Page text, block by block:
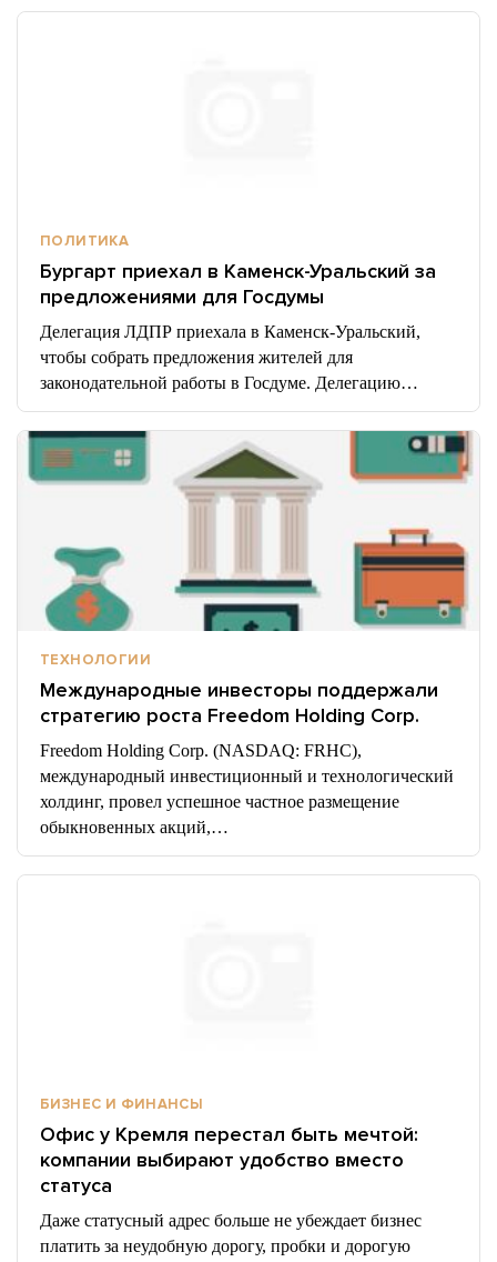
ПОЛИТИКА
Бургарт приехал в Каменск-Уральский за
предложениями для Госдумы
Делегация ЛДПР приехала в Каменск-Уральский,
чтобы собрать предложения жителей для
законодательной работы в Госдуме. Делегацию…
ТЕХНОЛОГИИ
Международные инвесторы поддержали
стратегию роста Freedom Holding Corp.
Freedom Holding Corp. (NASDAQ: FRHC),
международный инвестиционный и технологический
холдинг, провел успешное частное размещение
обыкновенных акций,…
БИЗНЕС И ФИНАНСЫ
Офис у Кремля перестал быть мечтой:
компании выбирают удобство вместо
статуса
Даже статусный адрес больше не убеждает бизнес
платить за неудобную дорогу, пробки и дорогую